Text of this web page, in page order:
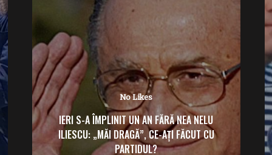
No Likes
IERI S-A ÎMPLINIT UN AN FĂRĂ NEA NELU
ILIESCU: „MĂI DRAGĂ”, CE-AȚI FĂCUT CU
PARTIDUL?